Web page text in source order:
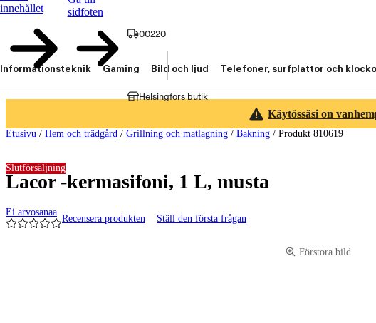
innehållet
sidfoten
00220
Helsingfors butik
Informationsteknik Gaming Bild och ljud Telefoner, surfplattor och
Käytössäsi on
Etusivu / Hem och trädgård / Grillning och matlagning / Bakning / Produkt 810619
Lacor -kermasifoni, 1 L, musta
Ei arvosanaa
Recensera produkten Ställ den första frågan
Slutförsäljning
Förstora bild